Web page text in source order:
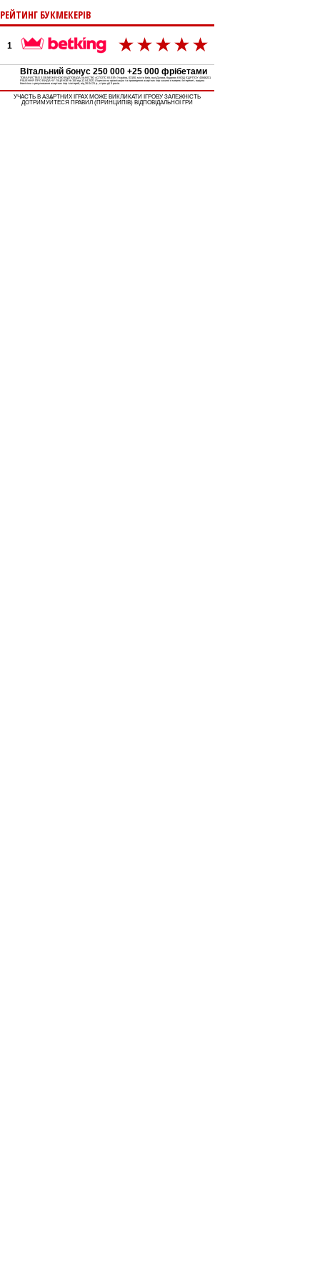
РЕЙТИНГ БУКМЕКЕРІВ
1
Вітальний бонус 250 000 +25 000 фрібетами
ТОВАРИСТВО З ОБМЕЖЕНОЮ ВІДПОВІДАЛЬНІСТЮ «СЛОТС Ю.ЕЙ» Україна, 03150, місто Київ, вул.Ділова, будинок 6 КОД ЄДРПОУ 43846231
РІШЕННЯ ПРО ВИДАЧУ ЛІЦЕНЗІЇ № 150 від 12.04.2021 Ліцензія на організацію та проведення азартних ігор казино в мережі Інтеренет, видана
Комісією з регулювання азартних ігор і лотерей, від 26.04.21 р., строк дії 5 років.
УЧАСТЬ В АЗАРТНИХ ІГРАХ МОЖЕ ВИКЛИКАТИ ІГРОВУ ЗАЛЕЖНІСТЬ
ДОТРИМУЙТЕСЯ ПРАВИЛ (ПРИНЦИПІВ) ВІДПОВІДАЛЬНОЇ ГРИ